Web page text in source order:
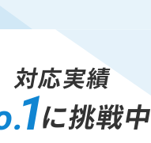
対応実績
1に挑戦中